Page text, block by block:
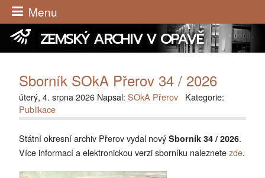
Menu
ZEMSKÝ ARCHIV V OPAVĚ
Sborník SOkA Přerov 34 / 2026
úterý, 4. srpna 2026 Napsal: SOkA Přerov Kategorie:
Publikace
Státní okresní archiv Přerov vydal nový Sborník 34 / 2026.
Více informací a elektronickou verzi sborníku naleznetezde.